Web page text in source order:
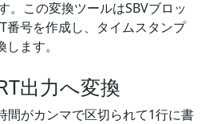
。この変換ツールはSBVブロッ
番号を作成し、タイムスタンプ
ます。
出力へ変換
間がカンマで区切られて1行に書